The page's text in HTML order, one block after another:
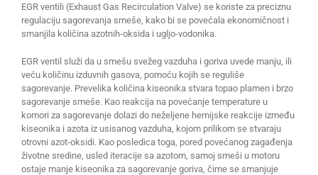
EGR ventili (Exhaust Gas Recirculation Valve) se koriste za preciznu
regulaciju sagorevanja smeše, kako bi se povećala ekonomičnost i
smanjila količina azotnih-oksida i ugljo-vodonika.
EGR ventil služi da u smešu svežeg vazduha i goriva uvede manju, ili
veću količinu izduvnih gasova, pomoću kojih se reguliše
sagorevanje. Prevelika količina kiseonika stvara topao plamen i brzo
sagorevanje smeše. Kao reakcija na povećanje temperature u
komori za sagorevanje dolazi do neželjene hemijske reakcije između
kiseonika i azota iz usisanog vazduha, kojom prilikom se stvaraju
otrovni azot-oksidi. Kao posledica toga, pored povećanog zagađenja
životne sredine, usled iteracije sa azotom, samoj smeši u motoru
ostaje manje kiseonika za sagorevanje goriva, čime se smanjuje